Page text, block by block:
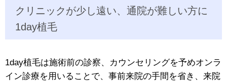
クリニックが少し遠い、通院が難しい方に
1day植毛
1day植毛は施術前の診察、カウンセリングを予めオンラ
イン診療を用いることで、事前来院の手間を省き、来院